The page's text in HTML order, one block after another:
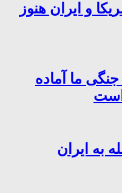
و ایران هنوز
ما آماده
است
به ایران